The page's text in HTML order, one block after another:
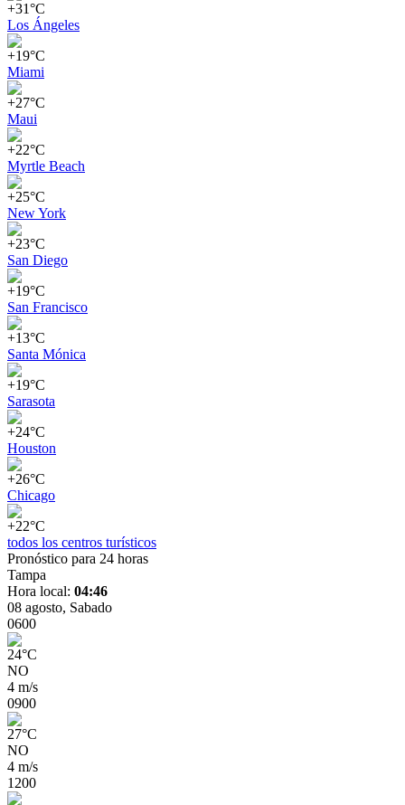
+31°C
Los Ángeles
+19°C
Miami
+27°C
Maui
+22°C
Myrtle Beach
+25°C
New York
+23°C
San Diego
+19°C
San Francisco
+13°C
Santa Mónica
+19°C
Sarasota
+24°C
Houston
+26°C
Chicago
+22°C
todos los centros turísticos
Pronóstico para 24 horas
Tampa
Hora local: 04:46
08 agosto, Sabado
0600
24°C
NO
4 m/s
0900
27°C
NO
4 m/s
1200